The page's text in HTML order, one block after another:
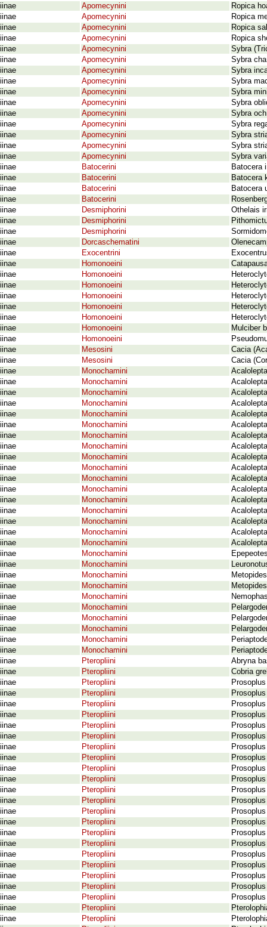
Apomecynini
Ropica
Apomecynini
Ropica
Apomecynini
Ropica
Apomecynini
Ropica
Apomecynini
Sybra
Apomecynini
Sybra
Apomecynini
Sybra
Apomecynini
Sybra
Apomecynini
Sybra
Apomecynini
Sybra
Apomecynini
Sybra
Apomecynini
Sybra
Apomecynini
Sybra
Apomecynini
Sybra
Apomecynini
Sybra
Batocerini
Batocera
Batocerini
Batocera
Batocerini
Batocera
Batocerini
Desmiphorini
Othelais
Desmiphorini
Desmiphorini
Dorcaschematini
Exocentrini
Homonoeini
Homonoeini
Homonoeini
Homonoeini
Homonoeini
Homonoeini
Homonoeini
Mulciber
Homonoeini
Mesosini
Cacia
Mesosini
Cacia
Monochamini
Monochamini
Monochamini
Monochamini
Monochamini
Monochamini
Monochamini
Monochamini
Monochamini
Monochamini
Monochamini
Monochamini
Monochamini
Monochamini
Monochamini
Monochamini
Monochamini
Monochamini
Monochamini
Monochamini
Monochamini
Monochamini
Monochamini
Monochamini
Monochamini
Monochamini
Monochamini
Pteropliini
Abryna
Pteropliini
Cobria
Pteropliini
Pteropliini
Pteropliini
Pteropliini
Pteropliini
Pteropliini
Pteropliini
Pteropliini
Pteropliini
Pteropliini
Pteropliini
Pteropliini
Pteropliini
Pteropliini
Pteropliini
Pteropliini
Pteropliini
Pteropliini
Pteropliini
Pteropliini
Pteropliini
Pteropliini
Pteropliini